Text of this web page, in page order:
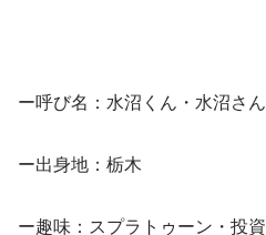
ー呼び名：水沼くん・水沼さん
ー出身地：栃木
ー趣味：スプラトゥーン・投資